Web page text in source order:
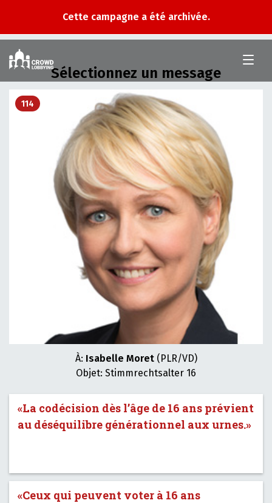
Cette campagne a été archivée.
Sélectionnez un message
114
À: Isabelle Moret(PLR/VD)
Objet: Stimmrechtsalter 16
«La codécision dès l’âge de 16 ans prévient
au déséquilibre générationnel aux urnes.»
«Ceux qui peuvent voter à 16 ans